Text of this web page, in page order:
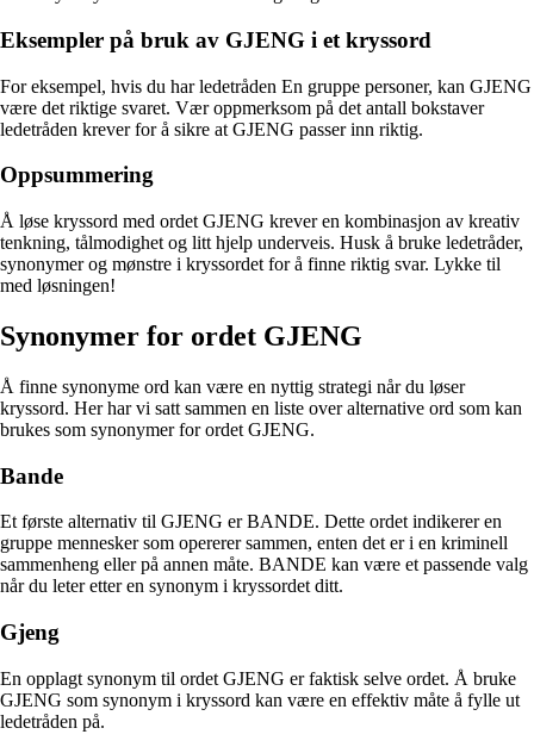
Eksempler på bruk av GJENG i et kryssord
For eksempel, hvis du har ledetråden En gruppe personer, kan GJENG
være det riktige svaret. Vær oppmerksom på det antall bokstaver
ledetråden krever for å sikre at GJENG passer inn riktig.
Oppsummering
Å løse kryssord med ordet GJENG krever en kombinasjon av kreativ
tenkning, tålmodighet og litt hjelp underveis. Husk å bruke ledetråder,
synonymer og mønstre i kryssordet for å finne riktig svar. Lykke til
med løsningen!
Synonymer for ordet GJENG
Å finne synonyme ord kan være en nyttig strategi når du løser
kryssord. Her har vi satt sammen en liste over alternative ord som kan
brukes som synonymer for ordet GJENG.
Bande
Et første alternativ til GJENG er BANDE. Dette ordet indikerer en
gruppe mennesker som opererer sammen, enten det er i en kriminell
sammenheng eller på annen måte. BANDE kan være et passende valg
når du leter etter en synonym i kryssordet ditt.
Gjeng
En opplagt synonym til ordet GJENG er faktisk selve ordet. Å bruke
GJENG som synonym i kryssord kan være en effektiv måte å fylle ut
ledetråden på.